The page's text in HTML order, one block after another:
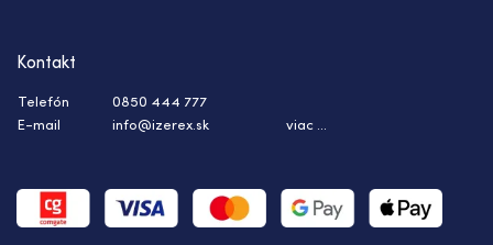
Kontakt
Telefón
0850 444 777
E-mail
info@izerex.sk viac ...